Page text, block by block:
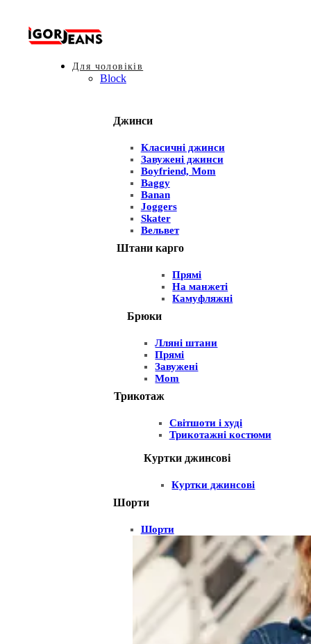
Для чоловіків
Block
Джинси
Класичні джинси
Завужені джинси
Boyfriend, Mom
Baggy
Banan
Joggers
Skater
Вельвет
Штани карго
Прямі
На манжеті
Камуфляжні
Брюки
Лляні штани
Прямі
Завужені
Mom
Трикотаж
Світшоти і худі
Трикотажні костюми
Куртки джинсові
Куртки джинсові
Шорти
Шорти